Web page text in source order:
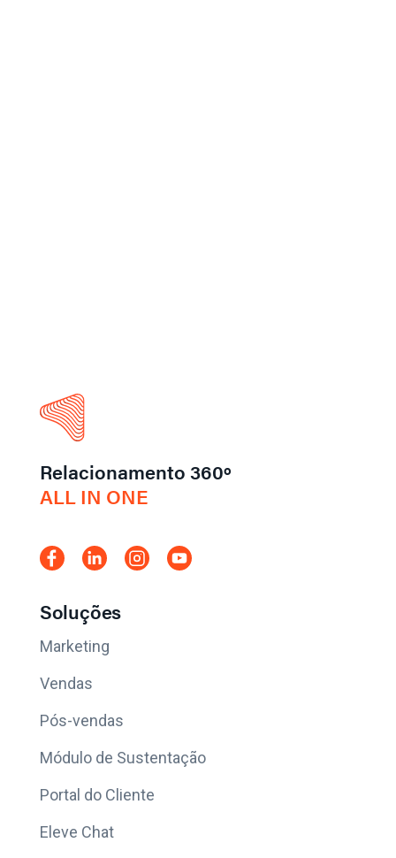
Relacionamento 360º
ALL IN ONE
Soluções
Marketing
Vendas
Pós-vendas
Módulo de Sustentação
Portal do Cliente
Eleve Chat